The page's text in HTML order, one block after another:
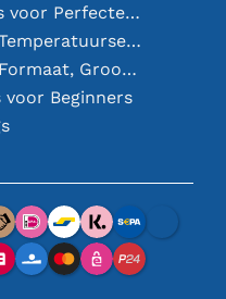
Solderen als een Pro: Tips voor Perfecte Elektronische Verbindingen
Het Kiezen van de Juiste Temperatuursensor [youtube]
18650 Batterijen: Klein in Formaat, Groot in Prestatie
voor Beginners